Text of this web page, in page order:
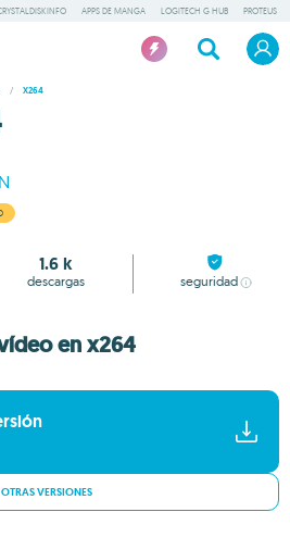
APPS DE MANGA LOGITECH G HUB PROTEUS
/ X264
1.6 k
descargas seguridad
en x264
OTRAS VERSIONES